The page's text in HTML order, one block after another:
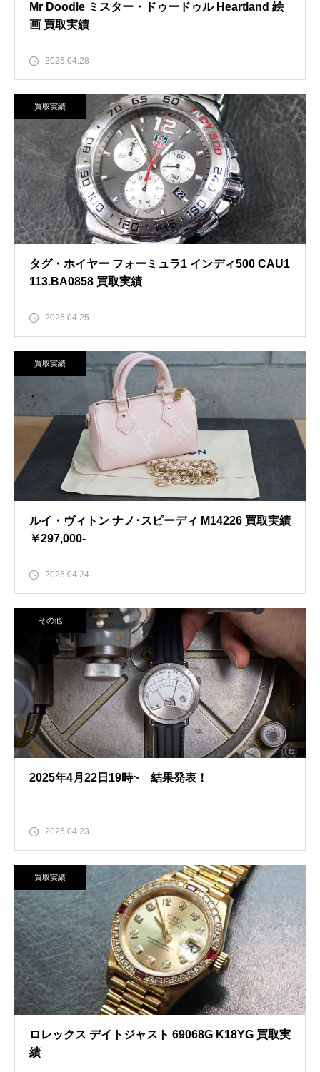
Mr Doodle ミスター・ドゥードゥル Heartland 絵
画 買取実績
2025.04.28
買取実績
タグ・ホイヤー フォーミュラ1 インディ500 CAU1
113.BA0858 買取実績
2025.04.25
買取実績
ルイ・ヴィトン ナノ･スピーディ M14226 買取実績
￥297,000-
2025.04.24
その他
2025年4月22日19時~ 結果発表！
2025.04.23
買取実績
ロレックス デイトジャスト 69068G K18YG 買取実
績